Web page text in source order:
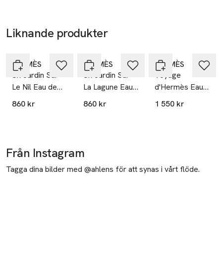
Liknande produkter
HERMÈS
Un Jardin Sur
Le Nil Eau de
Toilette
860 kr
HERMÈS
Un Jardin Sur
La Lagune Eau
de Toilette
860 kr
HERMÈS
Voyage
d'Hermès Eau
de Toilette
1 550 kr
Från Instagram
Tagga dina bilder med @ahlens för att synas i vårt flöde.